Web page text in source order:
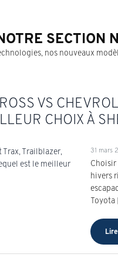
SECTION
nos nouveaux
VS
CHOIX À
31 mars
Choisir
hivers